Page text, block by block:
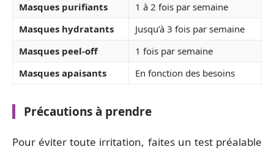
Masques purifiants
1 à 2 fois par semaine
Masques hydratants
Jusqu’à 3 fois par semaine
Masques peel-off
1 fois par semaine
Masques apaisants
En fonction des besoins
Précautions à prendre
Pour éviter toute irritation, faites un test préalable